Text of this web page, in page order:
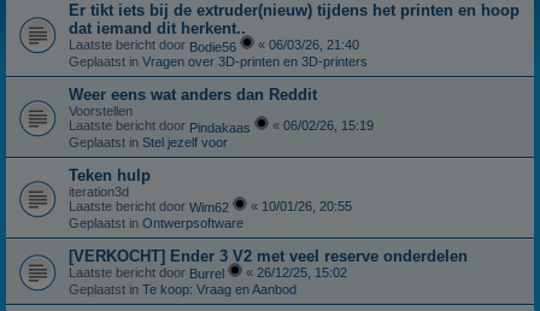
Er tikt iets bij de extruder(nieuw) tijdens het printen en hoop
dat iemand dit herkent..
Laatste bericht door Bodie56 « 06/03/26, 21:40
Geplaatst in Vragen over 3D-printen en 3D-printers
Weer eens wat anders dan Reddit
Voorstellen
Laatste bericht door Pindakaas « 06/02/26, 15:19
Geplaatst in Stel jezelf voor
Teken hulp
iteration3d
Laatste bericht door Wim62 « 10/01/26, 20:55
Geplaatst in Ontwerpsoftware
[VERKOCHT] Ender 3 V2 met veel reserve onderdelen
Laatste bericht door Burrel « 26/12/25, 15:02
Geplaatst in Te koop: Vraag en Aanbod